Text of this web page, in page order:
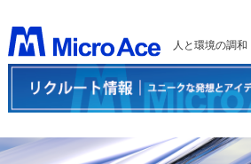
人と環境の調和